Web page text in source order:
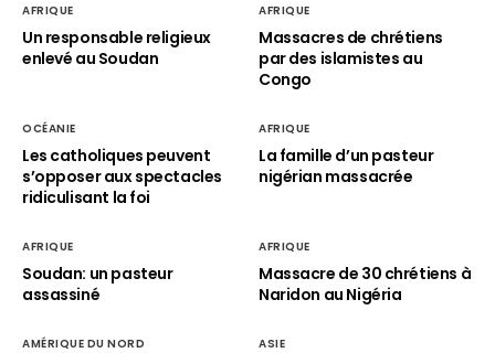
AFRIQUE
Un responsable religieux
enlevé au Soudan
AFRIQUE
Massacres de chrétiens
par des islamistes au
Congo
OCÉANIE
Les catholiques peuvent
s’opposer aux spectacles
ridiculisant la foi
AFRIQUE
La famille d’un pasteur
nigérian massacrée
AFRIQUE
Soudan: un pasteur
assassiné
AFRIQUE
Massacre de 30 chrétiens à
Naridon au Nigéria
AMÉRIQUE DU NORD ASIE